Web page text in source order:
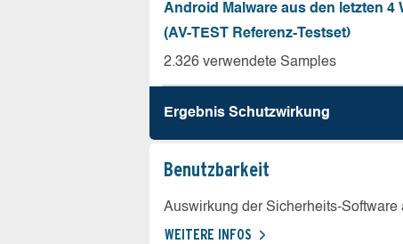
Android Malware aus den letzten 4
(AV-TEST Referenz-Testset)
2.326 verwendete Samples
Ergebnis Schutz­wirkung
Benutz­barkeit
Auswirkung der Sicherheits-
WEITERE INFOS